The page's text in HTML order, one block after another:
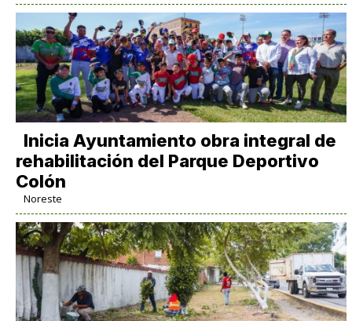
Inicia Ayuntamiento obra integral de
rehabilitación del Parque Deportivo
Colón
Noreste